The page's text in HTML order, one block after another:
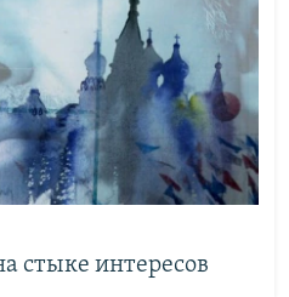
стыке интересов